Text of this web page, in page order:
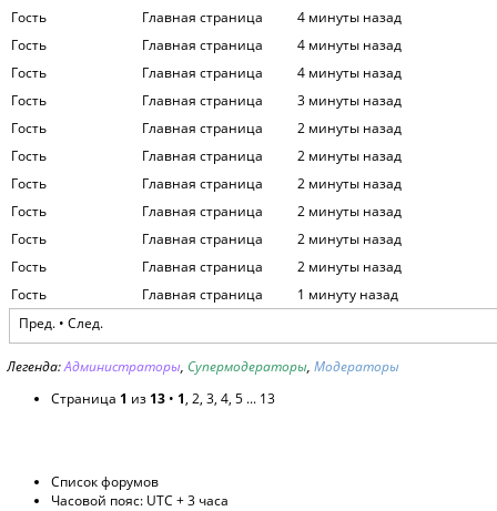
Гость
Главная страница
4 минуты назад
Гость
Главная страница
4 минуты назад
Гость
Главная страница
4 минуты назад
Гость
Главная страница
3 минуты назад
Гость
Главная страница
2 минуты назад
Гость
Главная страница
2 минуты назад
Гость
Главная страница
2 минуты назад
Гость
Главная страница
2 минуты назад
Гость
Главная страница
2 минуты назад
Гость
Главная страница
2 минуты назад
Гость
Главная страница
1 минуту назад
Пред. • След.
Легенда:Администраторы, Супермодераторы, Модераторы
Страница 1 из 13 • 1, 2, 3, 4, 5 ... 13
Список форумов
Часовой пояс: UTC + 3 часа